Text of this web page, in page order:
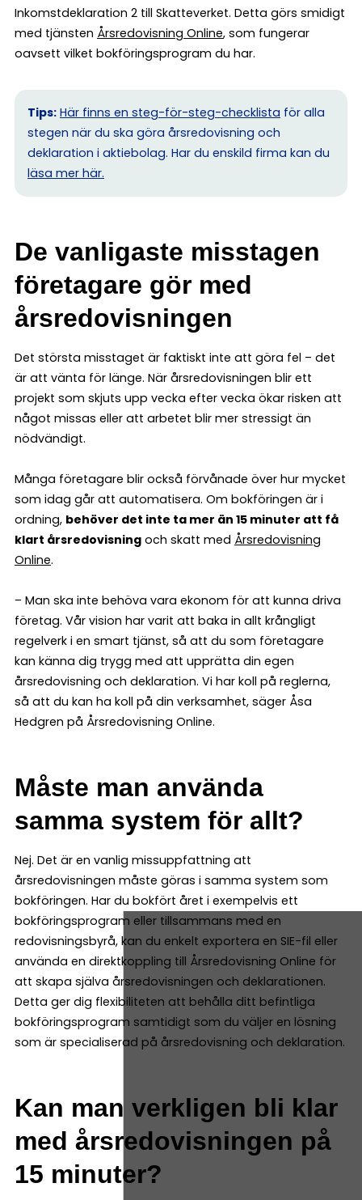
Inkomstdeklaration 2 till Skatteverket. Detta görs smidigt
med tjänsten Årsredovisning Online, som fungerar
oavsett vilket bokföringsprogram du har.
Tips: Här finns en steg-för-steg-checklista för alla
stegen när du ska göra årsredovisning och
deklaration i aktiebolag. Har du enskild firma kan du
läsa mer här.
De vanligaste misstagen
företagare gör med
årsredovisningen
Det största misstaget är faktiskt inte att göra fel – det
är att vänta för länge. När årsredovisningen blir ett
projekt som skjuts upp vecka efter vecka ökar risken att
något missas eller att arbetet blir mer stressigt än
nödvändigt.
Många företagare blir också förvånade över hur mycket
som idag går att automatisera. Om bokföringen är i
ordning, behöver det inte ta mer än 15 minuter att få
klart årsredovisning och skatt med Årsredovisning
Online.
– Man ska inte behöva vara ekonom för att kunna driva
företag. Vår vision har varit att baka in allt krångligt
regelverk i en smart tjänst, så att du som företagare
kan känna dig trygg med att upprätta din egen
årsredovisning och deklaration. Vi har koll på reglerna,
så att du kan ha koll på din verksamhet, säger Åsa
Hedgren på Årsredovisning Online.
Måste man använda
samma system för allt?
Nej. Det är en vanlig missuppfattning att
årsredovisningen måste göras i samma system som
bokföringen. Har du bokfört året i exempelvis ett
bokföringsprogram eller tillsammans med en
redovisningsbyrå, kan du enkelt exportera en SIE-fil eller
använda en direktkoppling till Årsredovisning Online för
att skapa själva årsredovisningen och deklarationen.
Detta ger dig flexibiliteten att behålla ditt befintliga
bokföringsprogram samtidigt som du väljer en lösning
som är specialiserad på årsredovisning och deklaration.
Kan man verkligen bli klar
med årsredovisningen på
15 minuter?